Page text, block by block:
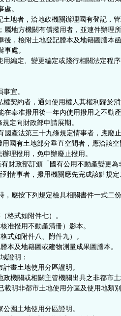
。
者，洽地政機關辦理國有登記，管
方機關有償撥用者，並連件辦理
檢附土地登記謄本及地籍圖謄本
處。
定、變更編定或踐行相關法定程序
宜。
約者，通知使用權人其權利歸於消
在奉准撥用後一年內使用撥用之不動
定向財政部申請展期。
國產法第三十九條規定情事者，應廢
國有土地部分垂直空間者，應洽該空
理撥用，免申辦廢止撥用。
政部訂頒「國有公用不動產變更為
情事者，撥用機關應先完成該點規定
，應按下列規定檢具相關書件一式二
式如附件七）。
撥用不動產清冊）影本。
如附件八、附件九）。
及地籍圖或建物測量成果圖謄本。
證明：
土地使用分區證明。
關或相關主管機關出具之非都市土
非都市土地使用分區及使用地類
土地使用分區證明。